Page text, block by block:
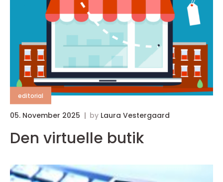
editorial
05. November 2025 by Laura Vestergaard
Den virtuelle butik